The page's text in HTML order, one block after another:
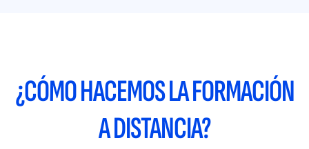
¿CÓMO HACEMOS LA FORMACIÓN
A DISTANCIA?